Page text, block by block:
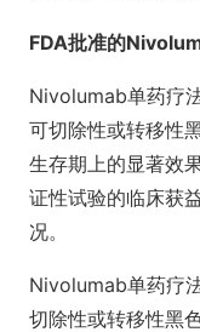
FDA批准的
Nivolumab单药疗
可切除性或转移性
生存期上的显著效
证性试验的临床获
况。
Nivolumab单药疗
切除性或转移性黑色